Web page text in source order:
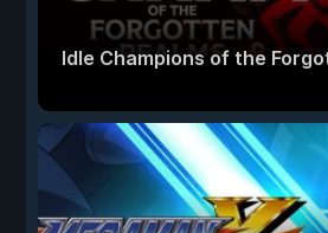
Idle Champions of the